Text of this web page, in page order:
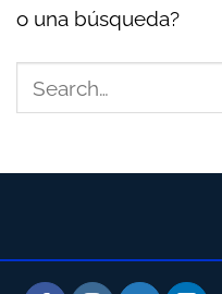
o una búsqueda?